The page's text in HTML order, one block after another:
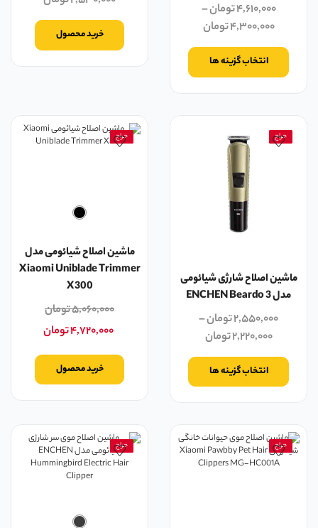
۴,۶۱۰,۰۰۰تومان–
۴,۳۰۰,۰۰۰تومان
انتخاب گزینه ها
خرید محصول
حراج
ماشین اصلاح شارژی شیائومی
مدل ENCHEN Beardo 3
۲,۵۵۰,۰۰۰تومان–
۲,۲۲۰,۰۰۰تومان
انتخاب گزینه ها
حراج
ماشین اصلاح شیائومی مدل
Xiaomi Uniblade Trimmer
X300
۵,۰۶۰,۰۰۰تومان
۴,۷۲۰,۰۰۰تومان
خرید محصول
حراج حراج